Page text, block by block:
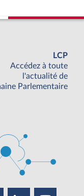
LCP
Accédez à toute
l'actualité de
Parlementaire